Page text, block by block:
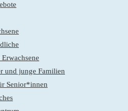
und junge Familien
Senior*innen